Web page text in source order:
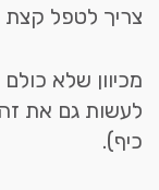
צריך לטפל
מכיוון שלא
לעשות גם את
כיף).